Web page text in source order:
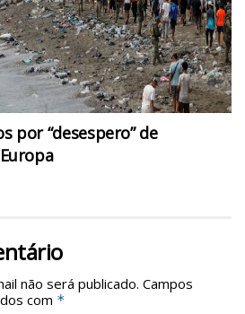
por “desespero” de
não será publicado. Campos
com *